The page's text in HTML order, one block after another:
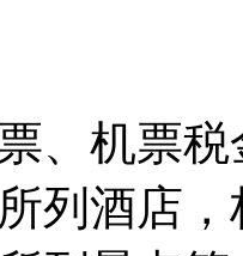
、机票
列酒店